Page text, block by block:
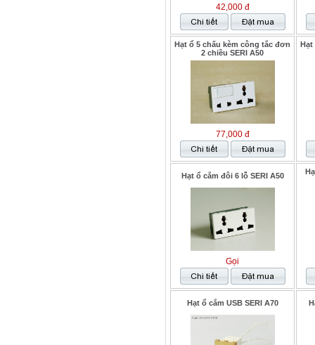
42,000 đ
Hạt ổ 5 chấu kèm công tắc đơn
2 chiều SERI A50
77,000 đ
Hạt ổ cắm đôi 6 lỗ SERI A50
Gọi
Hạt ổ cắm USB SERI A70